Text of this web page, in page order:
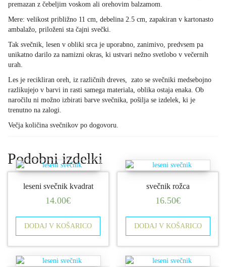
premazan z čebeljim voskom ali orehovim balzamom.
Mere: velikost približno 11 cm, debelina 2.5 cm, zapakiran v kartonasto
ambalažo, priloženi sta čajni svečki.
Tak svečnik, lesen v obliki srca je uporabno, zanimivo, predvsem pa
unikatno darilo za namizni okras, ki ustvari nežno svetlobo v večernih
urah.
Les je recikliran oreh, iz različnih dreves, zato se svečniki medsebojno
razlikujejo v barvi in rasti samega materiala, oblika ostaja enaka. Ob
naročilu ni možno izbirati barve svečnika, pošilja se izdelek, ki je
trenutno na zalogi.
Večja količina svečnikov po dogovoru.
Podobni izdelki
leseni svečnik kvadrat
14.00€
DODAJ V KOŠARICO
svečnik rožca
16.50€
DODAJ V KOŠARICO